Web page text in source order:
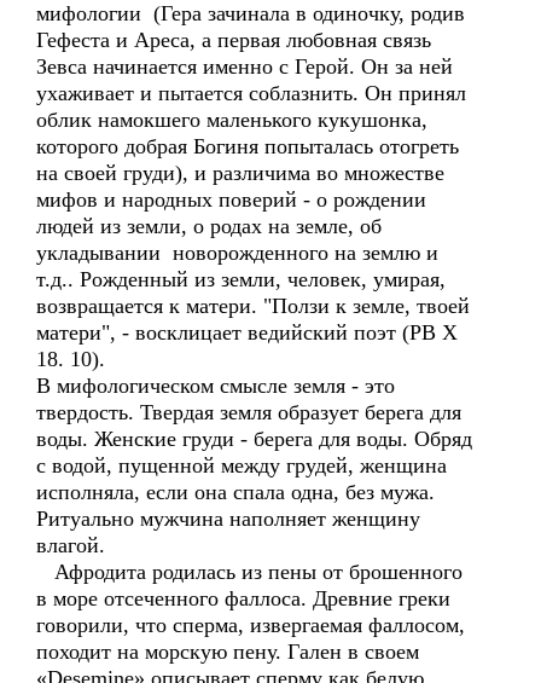
мифологии (Гера зачинала в одиночку, родив
Гефеста и Ареса, а первая любовная связь
Зевса начинается именно с Герой. Он за ней
ухаживает и пытается соблазнить. Он принял
облик намокшего маленького кукушонка,
которого добрая Богиня попыталась отогреть
на своей груди), и различима во множестве
мифов и народных поверий - о рождении
людей из земли, о родах на земле, об
укладывании новорожденного на землю и
т.д.. Рожденный из земли, человек, умирая,
возвращается к матери. "Ползи к земле, твоей
матери", - восклицает ведийский поэт (PB X
18. 10).
В мифологическом смысле земля - это
твердость. Твердая земля образует берега для
воды. Женские груди - берега для воды. Обряд
с водой, пущенной между грудей, женщина
исполняла, если она спала одна, без мужа.
Ритуально мужчина наполняет женщину
влагой.
Афродита родилась из пены от брошенного
в море отсеченного фаллоса. Древние греки
говорили, что сперма, извергаемая фаллосом,
походит на морскую пену. Гален в своем
«Desemine» описывает сперму как белую